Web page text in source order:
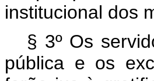
institucional dos
§ 3º Os
pública e os